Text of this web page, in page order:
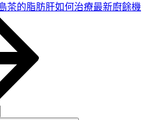
茶的脂肪肝如何治療最新廚餘機